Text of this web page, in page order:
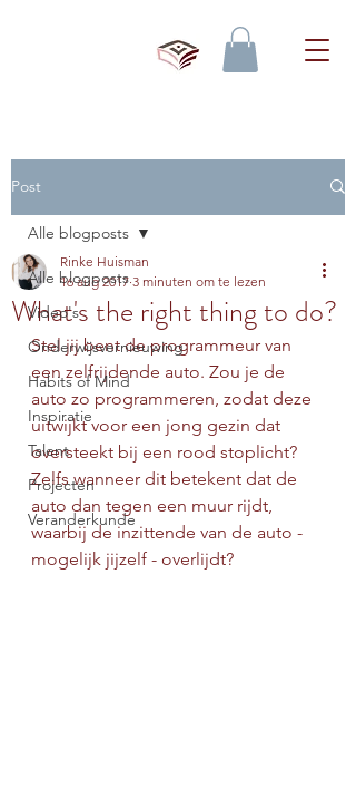
Post
Alle blogposts
Video's
Onderwijsvernieuwing
Habits of Mind
Inspiratie
Talent
Projecten
Veranderkunde
Alle blogposts
What's the right thing to do?
Rinke Huisman
16 aug 2017 3 minuten om te lezen
Stel jij bent de programmeur van
een zelfrijdende auto. Zou je de
auto zo programmeren, zodat deze
uitwijkt voor een jong gezin dat
oversteekt bij een rood stoplicht?
Zelfs wanneer dit betekent dat de
auto dan tegen een muur rijdt,
waarbij de inzittende van de auto -
mogelijk jijzelf - overlijdt?